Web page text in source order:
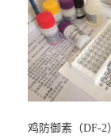
鸡防御素（DF-2